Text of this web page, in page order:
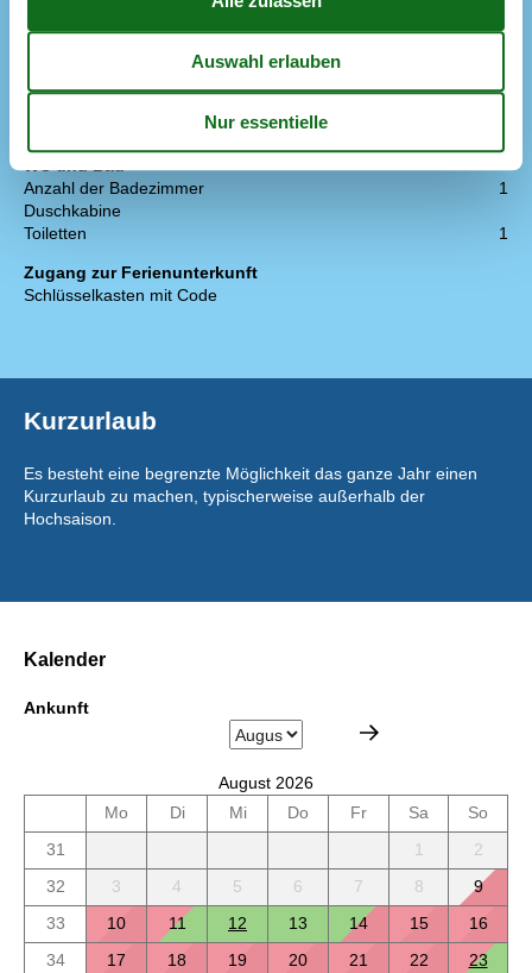
Smart TV
1
Doppelbett (Anzahl der Schlafplätze)
WC und Bad
Anzahl der Badezimmer
1
Duschkabine
Toiletten
1
Zugang zur Ferienunterkunft
Schlüsselkasten mit Code
Kurzurlaub
Es besteht eine begrenzte Möglichkeit das ganze Jahr einen
Kurzurlaub zu machen, typischerweise außerhalb der
Hochsaison.
Kalender
Ankunft
August 2026
Mo
Di Mi Do Fr Sa
So
31
1
2
32
3 4 5 6 7 8
9
33
10 11 12 13 14 15
16
34
17 18 19 20 21 22
23